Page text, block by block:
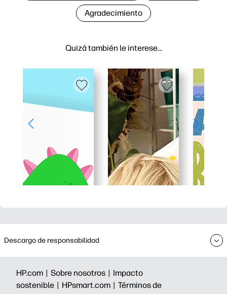
Quizá también le interese…
Agradecimiento
Descargo de responsabilidad
HP.com | Sobre nosotros | Impacto
sostenible | HPsmart.com | Términos de